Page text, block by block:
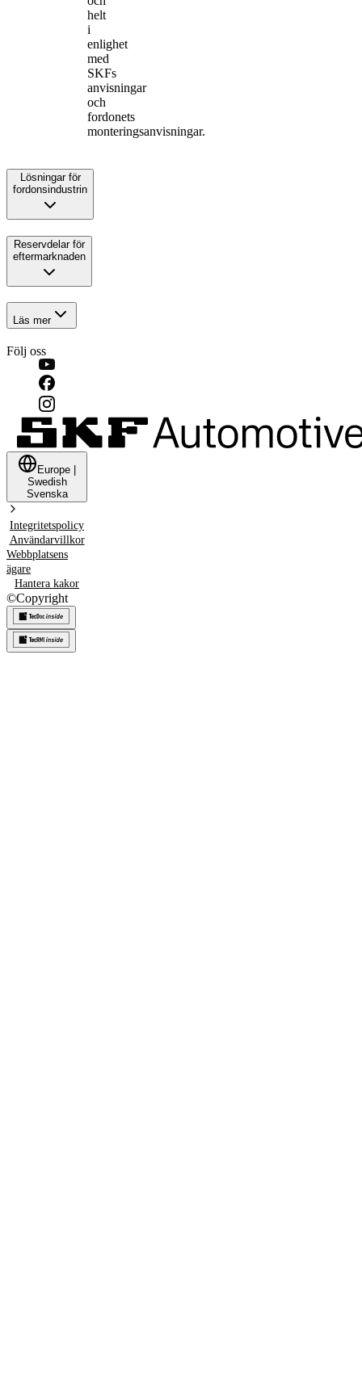
helt
i
enlighet
med
SKFs
anvisningar
och
fordonets
monteringsanvisningar.
Lösningar för
fordonsindustrin
Reservdelar för
eftermarknaden
Läs mer
Följ oss
Europe
Swedish
Svenska
Integritetspolicy
Användarvillkor
Webbplatsens
ägare
Hantera kakor
©Copyright